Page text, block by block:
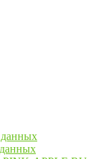
данных